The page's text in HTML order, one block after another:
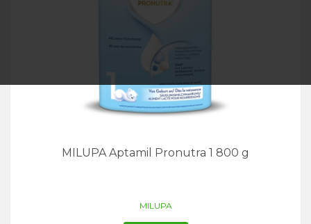
MILUPA Aptamil Pronutra 1 800 g
MILUPA